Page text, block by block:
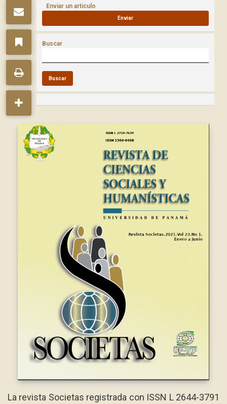
Enviar un articulo
Enviar
Buscar
Buscar
La revista Societas registrada con ISSN L 2644-3791